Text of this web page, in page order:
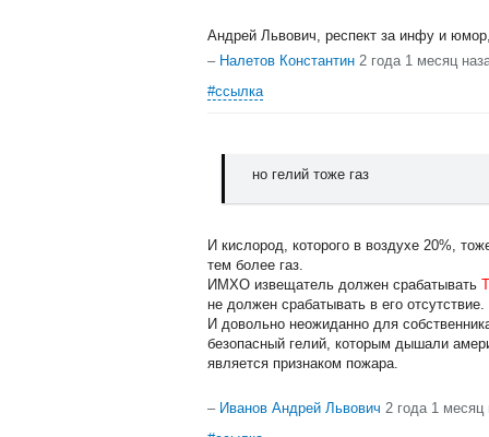
Андрей Львович, респект за инфу и
– Налетов Константин 2 года 1 месяц
#ссылка
но гелий тоже газ
И кислород, которого в воздухе 20%,
тем более газ.
ИМХО извещатель должен срабатывать
не должен срабатывать в его отсутствие.
И довольно неожиданно для
безопасный гелий, которым дышали
является признаком пожара.
– Иванов Андрей Львович 2 года 1 месяц